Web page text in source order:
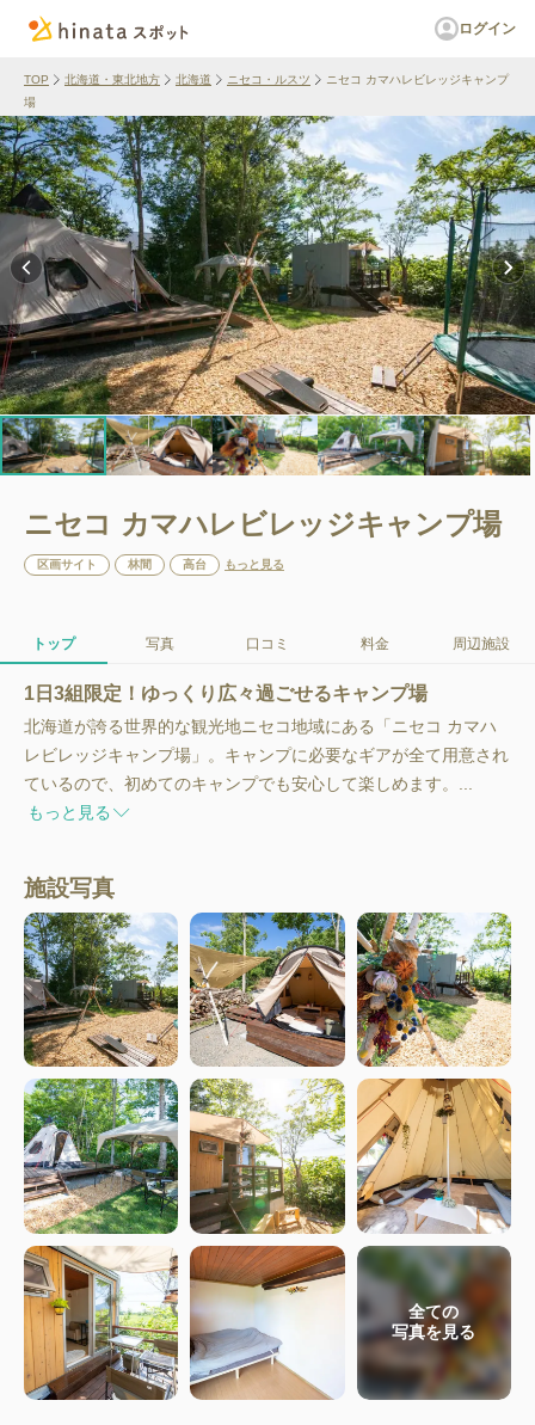
ログイン
TOP 北海道・東北地方 北海道 ニセコ・ルスツ
ニセコ カマハレビレッジキャンプ
場
ニセコ カマハレビレッジキャンプ場
区画サイト 林間 高台 もっと見る
トップ 写真 口コミ 料金 周辺施設
1日3組限定！ゆっくり広々過ごせるキャンプ場
北海道が誇る世界的な観光地ニセコ地域にある「ニセコ カマハ
レビレッジキャンプ場」。キャンプに必要なギアが全て用意され
ているので、初めてのキャンプでも安心して楽しめます。...
もっと見る
施設写真
全ての
写真を見る